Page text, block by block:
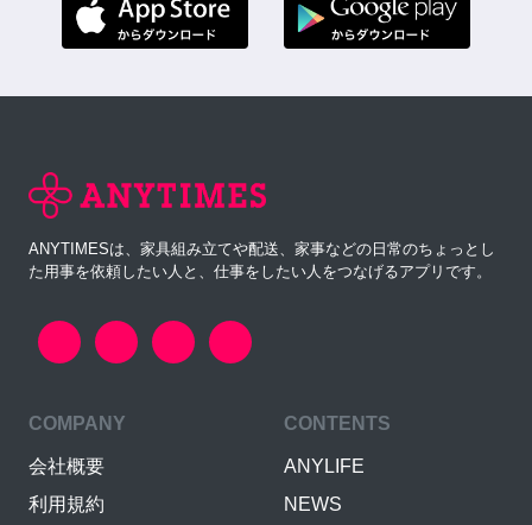
ANYTIMESは、家具組み立てや配送、家事などの日常のちょっとし
た用事を依頼したい人と、仕事をしたい人をつなげるアプリです。
COMPANY
会社概要
利用規約
CONTENTS
ANYLIFE
NEWS